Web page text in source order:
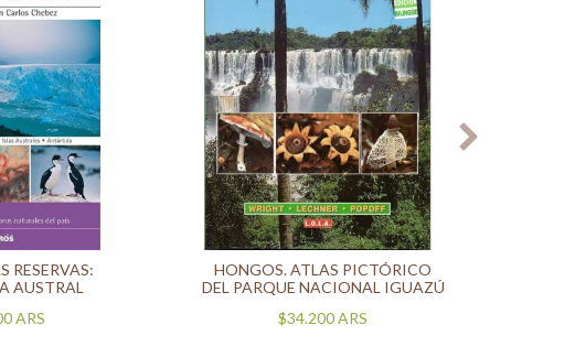
RESERVAS:
AUSTRAL
ARS
HONGOS. ATLAS PICTÓRICO
DEL PARQUE NACIONAL IGUAZÚ
$34.200ARS